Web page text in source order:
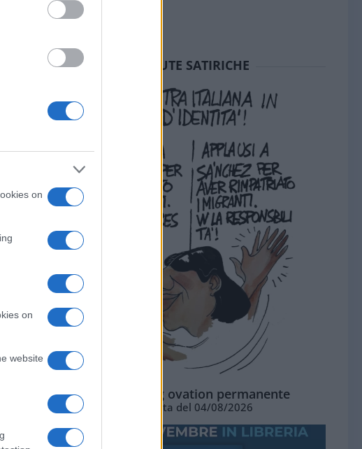
on
on
website
SEDUTE SATIRICHE
La standing ovation permanente
Vignetta del 04/08/2026